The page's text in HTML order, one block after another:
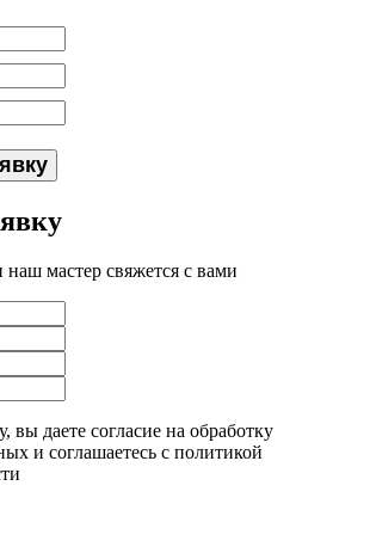
заявку
наш мастер свяжется с вами
даете согласие на обработку
и соглашаетесь c политикой